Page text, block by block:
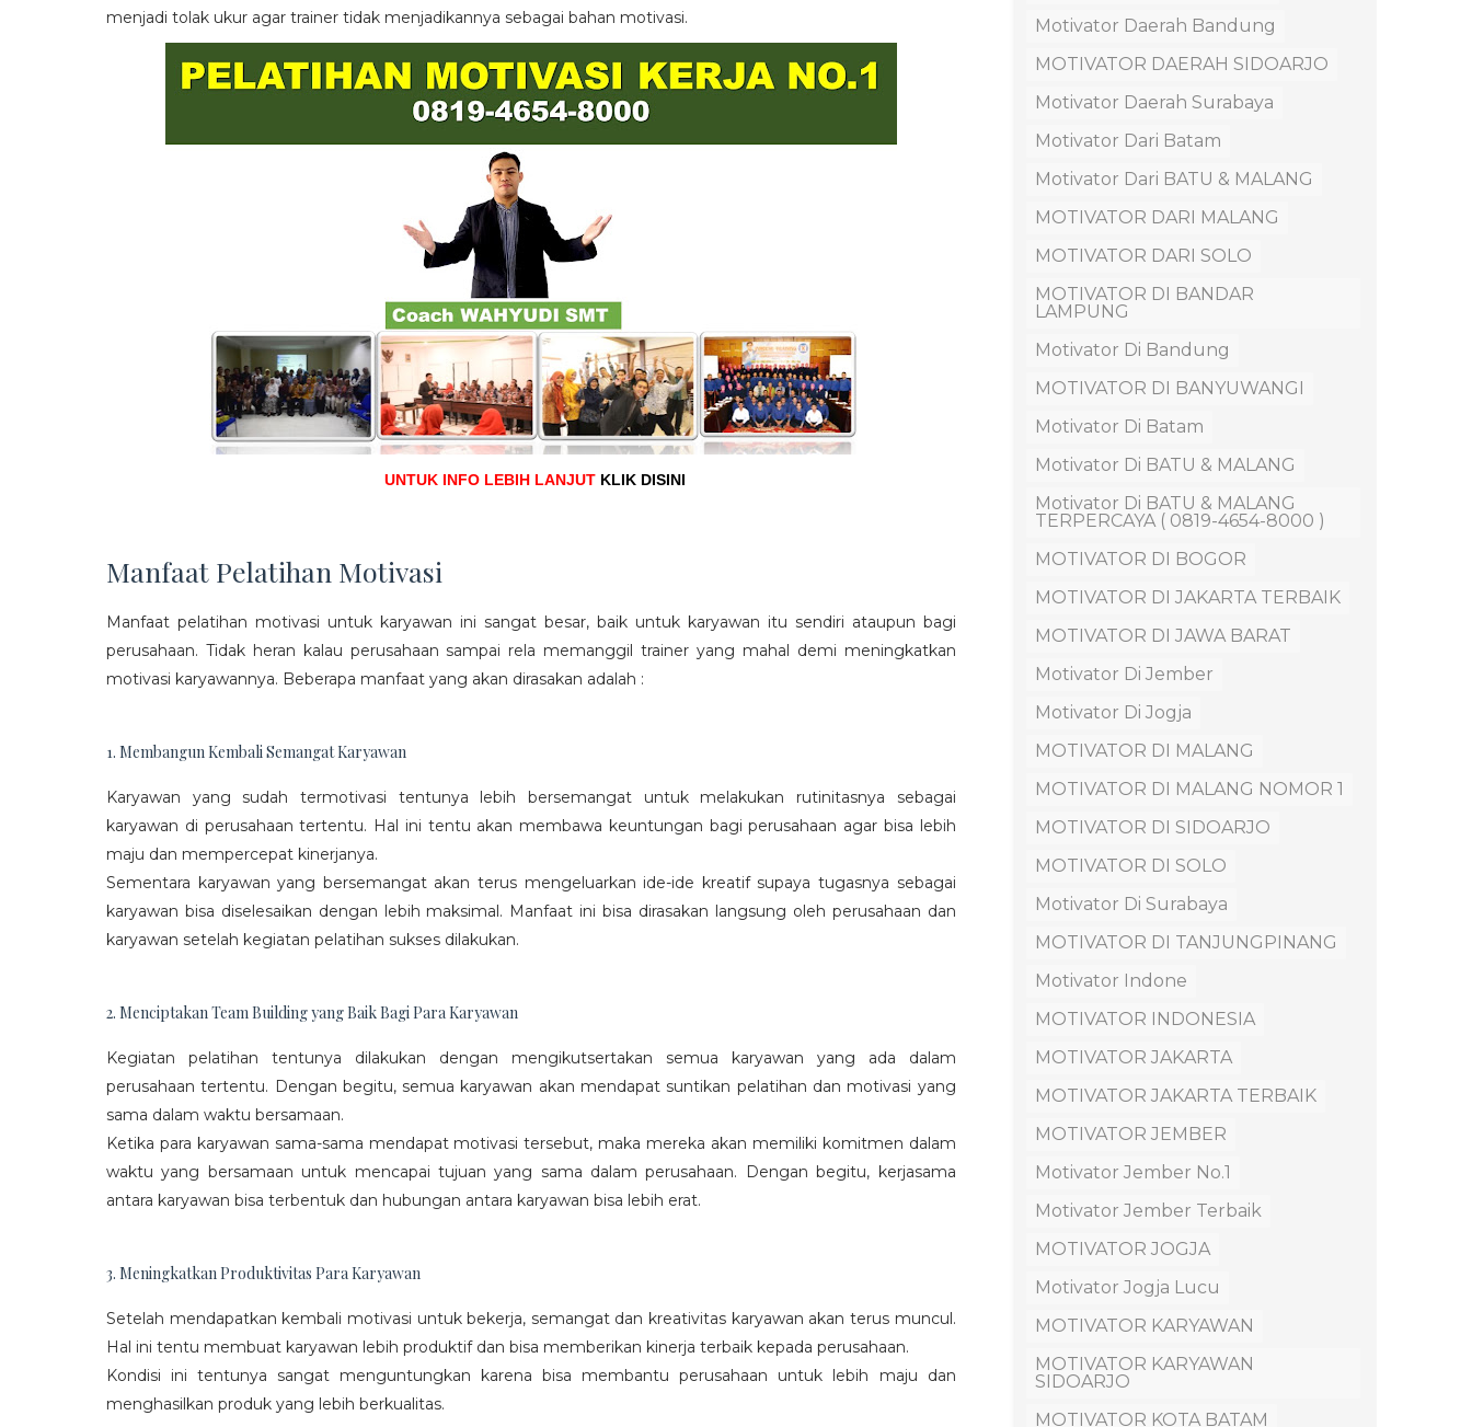
menjadi tolak ukur agar trainer tidak menjadikannya sebagai bahan motivasi.
UNTUK INFO LEBIH LANJUT KLIK DISINI
Manfaat Pelatihan Motivasi
Manfaat pelatihan motivasi untuk karyawan ini sangat besar, baik untuk karyawan itu sendiri ataupun bagi
perusahaan. Tidak heran kalau perusahaan sampai rela memanggil trainer yang mahal demi meningkatkan
motivasi karyawannya. Beberapa manfaat yang akan dirasakan adalah :
1. Membangun Kembali Semangat Karyawan
Karyawan yang sudah termotivasi tentunya lebih bersemangat untuk melakukan rutinitasnya sebagai
karyawan di perusahaan tertentu. Hal ini tentu akan membawa keuntungan bagi perusahaan agar bisa lebih
maju dan mempercepat kinerjanya.
Sementara karyawan yang bersemangat akan terus mengeluarkan ide-ide kreatif supaya tugasnya sebagai
karyawan bisa diselesaikan dengan lebih maksimal. Manfaat ini bisa dirasakan langsung oleh perusahaan dan
karyawan setelah kegiatan pelatihan sukses dilakukan.
2. Menciptakan Team Building yang Baik Bagi Para Karyawan
Kegiatan pelatihan tentunya dilakukan dengan mengikutsertakan semua karyawan yang ada dalam
perusahaan tertentu. Dengan begitu, semua karyawan akan mendapat suntikan pelatihan dan motivasi yang
sama dalam waktu bersamaan.
Ketika para karyawan sama-sama mendapat motivasi tersebut, maka mereka akan memiliki komitmen dalam
waktu yang bersamaan untuk mencapai tujuan yang sama dalam perusahaan. Dengan begitu, kerjasama
antara karyawan bisa terbentuk dan hubungan antara karyawan bisa lebih erat.
3. Meningkatkan Produktivitas Para Karyawan
Setelah mendapatkan kembali motivasi untuk bekerja, semangat dan kreativitas karyawan akan terus muncul.
Hal ini tentu membuat karyawan lebih produktif dan bisa memberikan kinerja terbaik kepada perusahaan.
Kondisi ini tentunya sangat menguntungkan karena bisa membantu perusahaan untuk lebih maju dan
menghasilkan produk yang lebih berkualitas.
Motivator Daerah Bandung
MOTIVATOR DAERAH SIDOARJO
Motivator Daerah Surabaya
Motivator Dari Batam
Motivator Dari BATU & MALANG
MOTIVATOR DARI MALANG
MOTIVATOR DARI SOLO
MOTIVATOR DI BANDAR
LAMPUNG
Motivator Di Bandung
MOTIVATOR DI BANYUWANGI
Motivator Di Batam
Motivator Di BATU & MALANG
Motivator Di BATU & MALANG
TERPERCAYA ( 0819-4654-8000 )
MOTIVATOR DI BOGOR
MOTIVATOR DI JAKARTA TERBAIK
MOTIVATOR DI JAWA BARAT
Motivator Di Jember
Motivator Di Jogja
MOTIVATOR DI MALANG
MOTIVATOR DI MALANG NOMOR 1
MOTIVATOR DI SIDOARJO
MOTIVATOR DI SOLO
Motivator Di Surabaya
MOTIVATOR DI TANJUNGPINANG
Motivator Indone
MOTIVATOR INDONESIA
MOTIVATOR JAKARTA
MOTIVATOR JAKARTA TERBAIK
MOTIVATOR JEMBER
Motivator Jember No.1
Motivator Jember Terbaik
MOTIVATOR JOGJA
Motivator Jogja Lucu
MOTIVATOR KARYAWAN
MOTIVATOR KARYAWAN
SIDOARJO
MOTIVATOR KOTA BATAM